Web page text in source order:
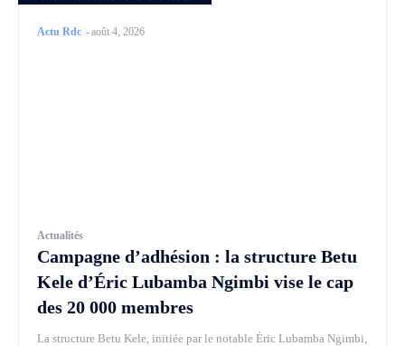
Actu Rdc -août 4, 2026
Actualités
Campagne d’adhésion : la structure Betu
Kele d’Éric Lubamba Ngimbi vise le cap
des 20 000 membres
La structure Betu Kele, initiée par le notable Éric Lubamba Ngimbi,